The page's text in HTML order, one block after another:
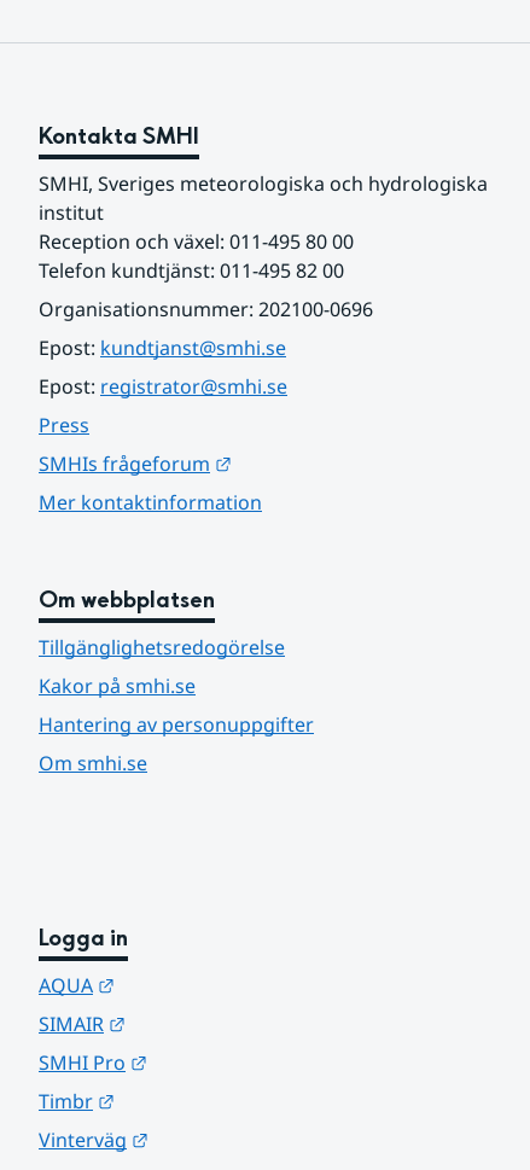
Kontakta SMHI
SMHI, Sveriges meteorologiska och hydrologiska
institut
Reception och växel: 011-495 80 00
Telefon kundtjänst: 011-495 82 00
Organisationsnummer: 202100-0696
Epost: kundtjanst@smhi.se
Epost: registrator@smhi.se
Press
SMHIs frågeforum
Mer kontaktinformation
Om webbplatsen
Tillgänglighetsredogörelse
Kakor på smhi.se
Hantering av personuppgifter
Om smhi.se
Logga in
AQUA
SIMAIR
SMHI Pro
Timbr
Vinterväg